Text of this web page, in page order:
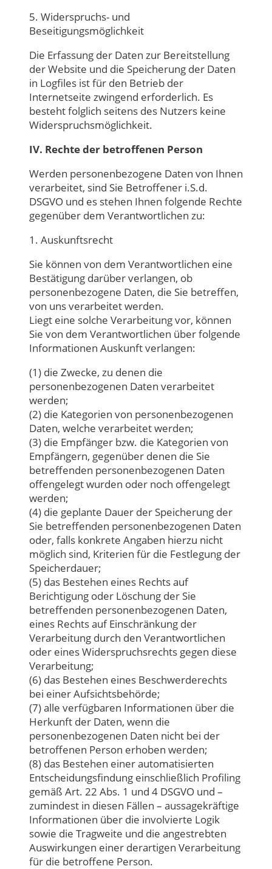
5. Widerspruchs- und
Beseitigungsmöglichkeit
Die Erfassung der Daten zur Bereitstellung
der Website und die Speicherung der Daten
in Logfiles ist für den Betrieb der
Internetseite zwingend erforderlich. Es
besteht folglich seitens des Nutzers keine
Widerspruchsmöglichkeit.
IV. Rechte der betroffenen Person
Werden personenbezogene Daten von Ihnen
verarbeitet, sind Sie Betroffener i.S.d.
DSGVO und es stehen Ihnen folgende Rechte
gegenüber dem Verantwortlichen zu:
1. Auskunftsrecht
Sie können von dem Verantwortlichen eine
Bestätigung darüber verlangen, ob
personenbezogene Daten, die Sie betreffen,
von uns verarbeitet werden.
Liegt eine solche Verarbeitung vor, können
Sie von dem Verantwortlichen über folgende
Informationen Auskunft verlangen:
(1) die Zwecke, zu denen die
personenbezogenen Daten verarbeitet
werden;
(2) die Kategorien von personenbezogenen
Daten, welche verarbeitet werden;
(3) die Empfänger bzw. die Kategorien von
Empfängern, gegenüber denen die Sie
betreffenden personenbezogenen Daten
offengelegt wurden oder noch offengelegt
werden;
(4) die geplante Dauer der Speicherung der
Sie betreffenden personenbezogenen Daten
oder, falls konkrete Angaben hierzu nicht
möglich sind, Kriterien für die Festlegung der
Speicherdauer;
(5) das Bestehen eines Rechts auf
Berichtigung oder Löschung der Sie
betreffenden personenbezogenen Daten,
eines Rechts auf Einschränkung der
Verarbeitung durch den Verantwortlichen
oder eines Widerspruchsrechts gegen diese
Verarbeitung;
(6) das Bestehen eines Beschwerderechts
bei einer Aufsichtsbehörde;
(7) alle verfügbaren Informationen über die
Herkunft der Daten, wenn die
personenbezogenen Daten nicht bei der
betroffenen Person erhoben werden;
(8) das Bestehen einer automatisierten
Entscheidungsfindung einschließlich Profiling
gemäß Art. 22 Abs. 1 und 4 DSGVO und –
zumindest in diesen Fällen – aussagekräftige
Informationen über die involvierte Logik
sowie die Tragweite und die angestrebten
Auswirkungen einer derartigen Verarbeitung
für die betroffene Person.